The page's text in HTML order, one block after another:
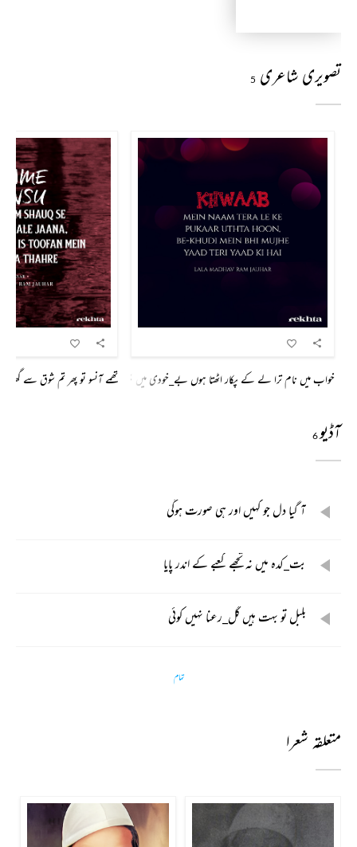
تصویری شاعری 5
خواب میں نام ترا لے کے پکار اٹھتا ہوں بے_خودی میں بھی مجھے یاد تری یاد کی ہے
تھمے آنسو تو پھر تم شوق سے گھر
آڈیو6
آ گیا دل جو کہیں اور ہی صورت ہوگی
بت_کدہ میں نہ تجھے کعبے کے اندر پایا
بلبل تو بہت ہیں گل_رعنا نہیں کوئی
تمام
متعلقہ شعرا